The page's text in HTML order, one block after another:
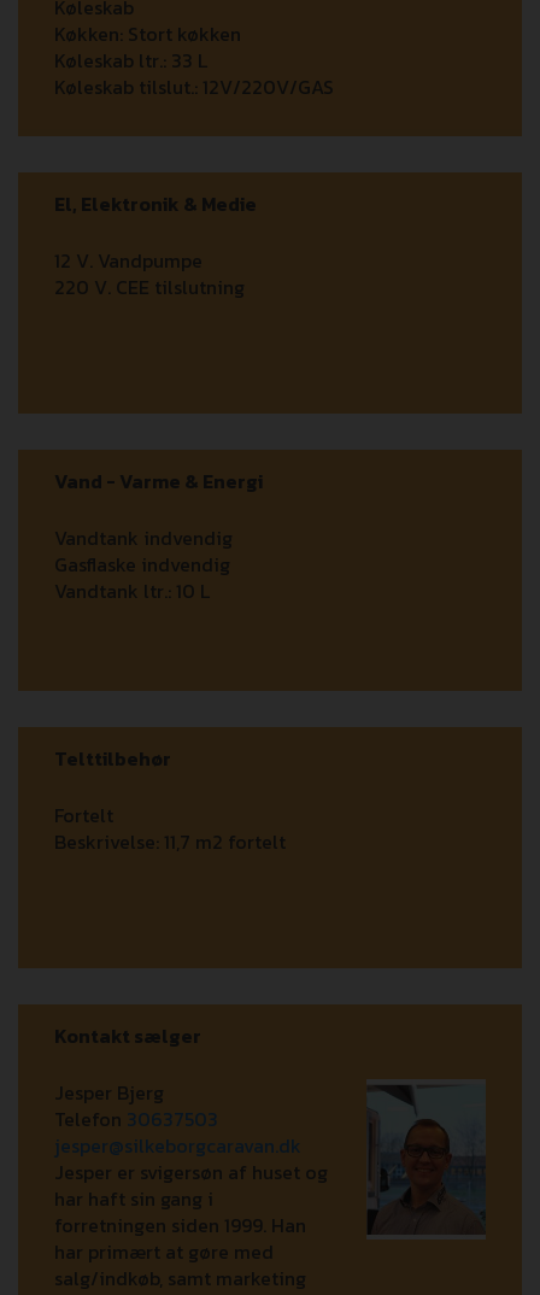
Køleskab
Køkken: Stort køkken
Køleskab ltr.: 33 L
Køleskab tilslut.: 12V/220V/GAS
El, Elektronik & Medie
12 V. Vandpumpe
220 V. CEE tilslutning
Vand - Varme & Energi
Vandtank indvendig
Gasflaske indvendig
Vandtank ltr.: 10 L
Telttilbehør
Fortelt
Beskrivelse: 11,7 m2 fortelt
Kontakt sælger
Jesper Bjerg
Telefon 30637503
jesper@silkeborgcaravan.dk
Jesper er svigersøn af huset og
har haft sin gang i
forretningen siden 1999. Han
har primært at gøre med
salg/indkøb, samt marketing